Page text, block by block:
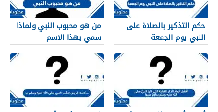
حكم التذكير بالصلاة على
النبي يوم الجمعة
من هو محبوب النبي ولماذا
سمي بهذا الاسم